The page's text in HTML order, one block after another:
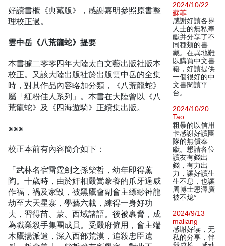
好讀書櫃《典藏版》，感謝嘉明參照原書整
理校正過。
雲中岳《八荒龍蛇》提要
本書據二零零四年大陸太白文藝出版社版本
校正。又該大陸出版社於出版雲中岳的全集
時，對其作品內容略加分類，《八荒龍蛇》
屬「紅粉佳人系列」。本書在大陸曾以《八
荒龍蛇》及《四海遊騎》正續集出版。
※※※
校正本前有內容簡介如下：
「武林名宿雷霆劍之孫柴哲，幼年即得薰
陶。十歲時，由於奸相嚴嵩豢養的爪牙逞威
作福，禍及家毀，被黑鷹會副會主縹緲神龍
劫至大天星寨，學藝六載，練得一身好功
夫，習得苗、蒙、西域諸語。後被裹脅，成
為職業殺手集團成員。受嚴府僱用，會主端
木鷹揚派遣，深入西部荒漠，追殺忠臣遺
2024/10/22
蘇菲
感謝好讀各界
人士的無私奉
獻并分享了不
同種類的書
藏。在異地難
以購買中文書
籍，好讀提供
一個很好的中
文書閱讀平
台。
2024/10/20
Tao
粗暴的以信用
卡感謝好讀團
隊的無償奉
獻。懇請各位
讀友有錢出
錢，有力出
力，讓好讀生
生不息，也讓
周博士恩澤廣
被不熄°
2024/9/13
maliang
感谢好读，无
私的分享，伴